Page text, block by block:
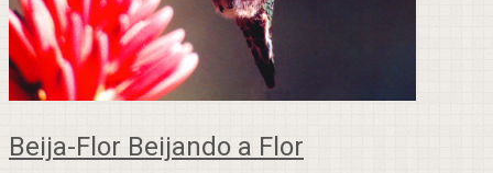
Beija-Flor Beijando a Flor